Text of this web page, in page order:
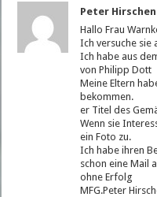
Peter Hirschen
Hallo Frau
Ich versuche sie
Ich habe aus
von Philipp Dott
Meine Eltern
bekommen.
er Titel des
Wenn sie
ein Foto zu.
Ich habe ihren
schon eine Mail
ohne Erfolg
MFG.Peter